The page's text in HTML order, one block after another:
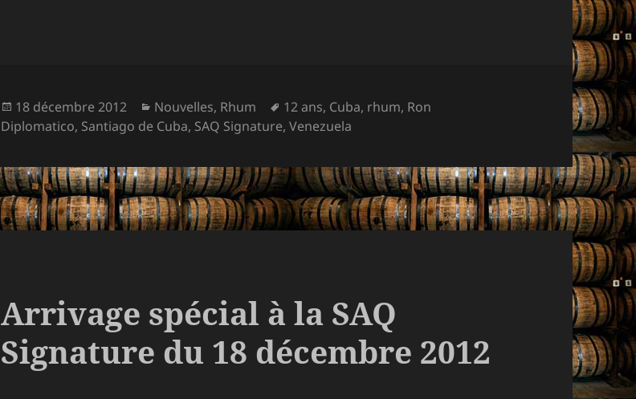
Publié
le
18 décembre 2012 Catégories
Nouvelles, Rhum
Mots-
clés
12 ans, Cuba, rhum, Ron
Diplomatico, Santiago de Cuba, SAQ Signature,Venezuela
Arrivage spécial à la SAQ
Signature du 18 décembre 2012